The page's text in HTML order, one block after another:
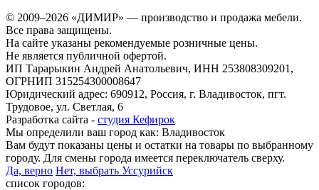
© 2009–2026 «ДИМИР» — производство и продажа мебели.
Все права защищены.
На сайте указаны рекомендуемые розничные цены.
Не является публичной офертой.
ИП Тарарыкин Андрей Анатольевич, ИНН 253808309201,
ОГРНИП 315254300008647
Юридический адрес: 690912, Россия, г. Владивосток, пгт.
Трудовое, ул. Светлая, 6
Разработка сайта - студия Кефирок
Мы определили ваш город как: Владивосток
Вам будут показаны цены и остатки на товары по выбранному
городу. Для смены города имеется переключатель сверху.
Да, верно Нет, выбрать Уссурийск
список городов: